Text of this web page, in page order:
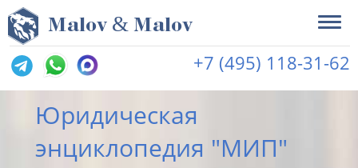
Malov & Malov
+7 (495) 118-31-62
Юридическая
энциклопедия "МИП"